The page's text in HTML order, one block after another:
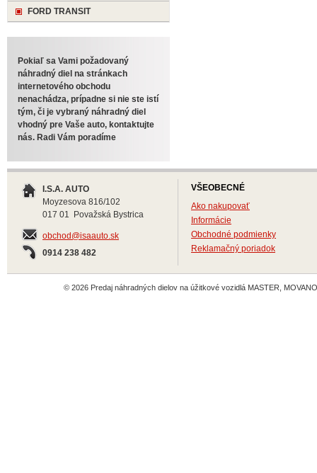
FORD TRANSIT
Pokiaľ sa Vami požadovaný
náhradný diel na stránkach
internetového obchodu
nenachádza, prípadne si nie ste istí
tým, či je vybraný náhradný diel
vhodný pre Vaše auto, kontaktujte
nás. Radi Vám poradíme
I.S.A. AUTO
Moyzesova 816/102
017 01 Považská Bystrica
obchod@isaauto.sk
0914 238 482
VŠEOBECNÉ
Ako nakupovať
Informácie
Obchodné podmienky
Reklamačný poriadok
© 2026 Predaj náhradných dielov na úžitkové vozidlá MASTER,